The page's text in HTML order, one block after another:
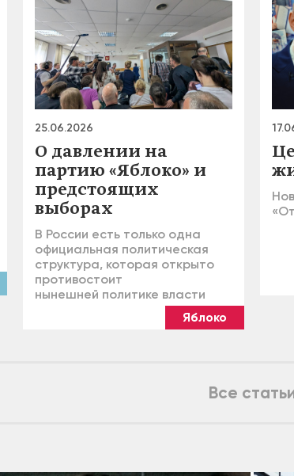
25.06.2026
О давлении на
партию «Яблоко» и
предстоящих
выборах
В России есть только одна
официальная политическая
структура, которая открыто
противостоит
нынешней политике власти
Яблоко
Все